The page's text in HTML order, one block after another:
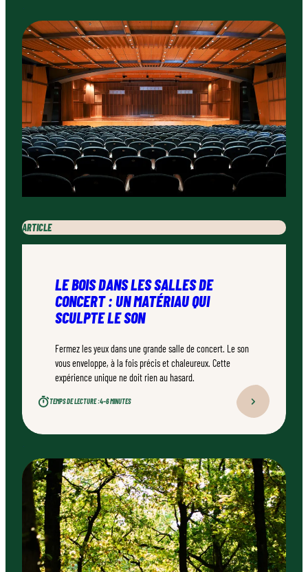
ARTICLE
LE BOIS DANS LES SALLES DE
CONCERT : UN MATÉRIAU QUI
SCULPTE LE SON
Fermez les yeux dans une grande salle de concert. Le son
vous enveloppe, à la fois précis et chaleureux. Cette
expérience unique ne doit rien au hasard.
TEMPS DE LECTURE :4–6 MINUTES